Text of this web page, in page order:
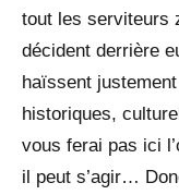
tout les serviteurs
décident derrière
haïssent
historiques,
vous ferai pas ici
il peut s’agir…